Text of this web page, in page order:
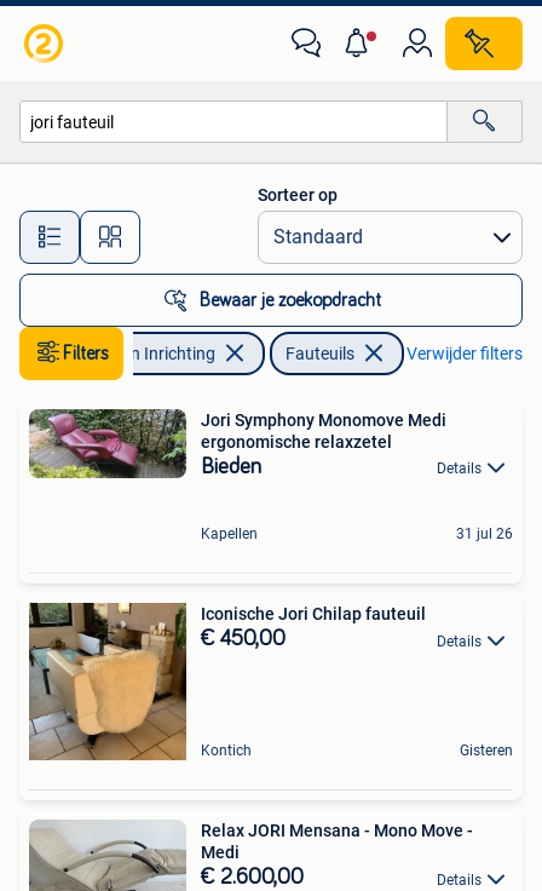
Alle afstanden…
Sorteer op
Bewaar je zoekopdracht
FiltersHuis en Inrichting Fauteuils Verwijder filters
Jori Symphony Monomove Medi
ergonomische relaxzetel
Bieden Details
Kapellen 31 jul 26
Iconische Jori Chilap fauteuil
€ 450,00 Details
Kontich Gisteren
Relax JORI Mensana - Mono Move -
Medi
€ 2.600,00 Details